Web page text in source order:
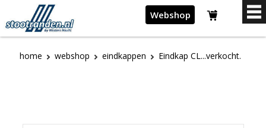
Webshop
home webshop eindkappen Eindkap CL...verkocht.